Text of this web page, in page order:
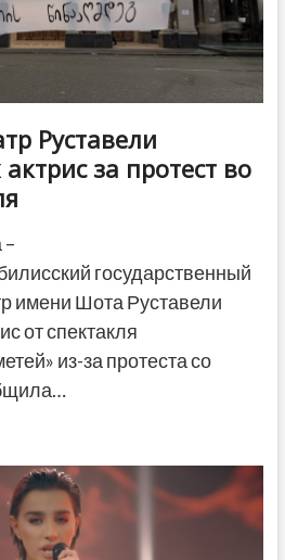
Руставели
за протест во
государственный
имени Шота Руставели
от спектакля
из-за протеста со